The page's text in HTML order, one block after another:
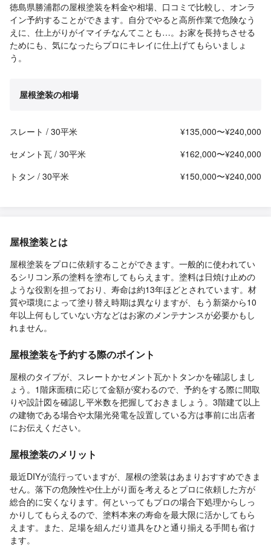
徳島県勝浦郡の屋根塗装を料金や相場、口コミで比較し、オンラ
イン予約することができます。自分でやると高所作業で危険なう
えに、仕上がりがイマイチなんてことも…。お家を長持ちさせる
ためにも、気になったらプロにキレイに仕上げてもらいましょ
う。
屋根塗装の相場
スレート / 30平米
¥135,000〜¥240,000
セメント瓦 / 30平米
¥162,000〜¥240,000
トタン / 30平米
¥150,000〜¥240,000
屋根塗装とは
屋根塗装をプロに依頼することができます。一般的に使われてい
るシリコン系の塗料を塗布してもらえます。塗料は日焼け止めの
ような役割を担っており、寿命は約13年ほどとされています。材
質や環境によって塗り替え時期は異なりますが、もう新築から10
年以上何もしていない方などはお家のメンテナンスが必要かもし
れません。
屋根塗装を予約する際のポイント
屋根のタイプが、スレートかセメント瓦かトタンかを確認しまし
ょう。1階床面積に応じて金額が変わるので、予約をする際に間取
りや設計図を確認し平米数を把握しておきましょう。3階建て以上
の建物である場合や太陽光発電を設置している方は事前に出店者
にお伝えください。
屋根塗装のメリット
最近DIYが流行っていますが、屋根の塗装はあまりおすすめできま
せん。落下の危険性や仕上がり面を考えるとプロに依頼した方が
総合的に安くなります。何といってもプロの場合下処理からしっ
かりしてもらえるので、塗料本来の寿命を最大限に活かしてもら
えます。また、足場を組んだり道具をひと通り揃える手間も省け
ます。